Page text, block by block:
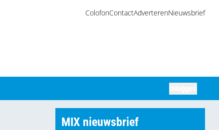
ColofonContactAdverterenNieuwsbrief
MIX nieuwsbrief